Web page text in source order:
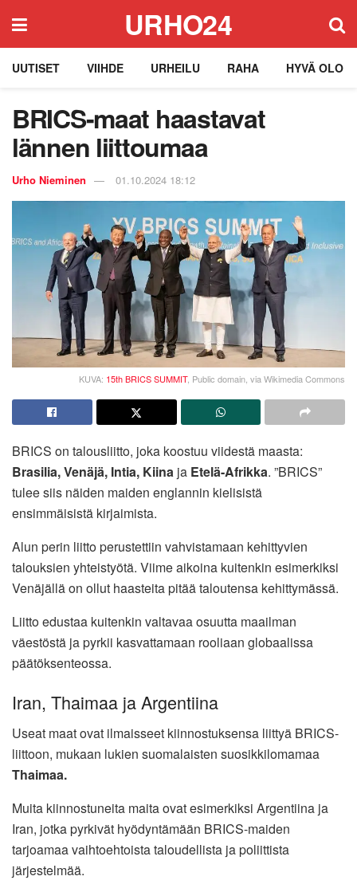
URHO24
UUTISET VIIHDE URHEILU RAHA HYVÄ OLO
BRICS-maat haastavat
lännen liittoumaa
Urho Nieminen 01.10.2024 18:12
KUVA: 15th BRICS SUMMIT, Public domain, via Wikimedia Commons
BRICS on talousliitto, joka koostuu viidestä maasta:
Brasilia, Venäjä, Intia, Kiina ja Etelä-Afrikka. ”BRICS”
tulee siis näiden maiden englannin kielisistä
ensimmäisistä kirjaimista.
Alun perin liitto perustettiin vahvistamaan kehittyvien
talouksien yhteistyötä. Viime aikoina kuitenkin esimerkiksi
Venäjällä on ollut haasteita pitää taloutensa kehittymässä.
Liitto edustaa kuitenkin valtavaa osuutta maailman
väestöstä ja pyrkii kasvattamaan rooliaan globaalissa
päätöksenteossa.
Iran, Thaimaa ja Argentiina
Useat maat ovat ilmaisseet kiinnostuksensa liittyä BRICS-
liittoon, mukaan lukien suomalaisten suosikkilomamaa
Thaimaa.
Muita kiinnostuneita maita ovat esimerkiksi Argentiina ja
Iran, jotka pyrkivät hyödyntämään BRICS-maiden
tarjoamaa vaihtoehtoista taloudellista ja poliittista
järjestelmää.